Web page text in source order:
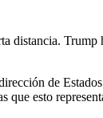
distancia.
de
que esto